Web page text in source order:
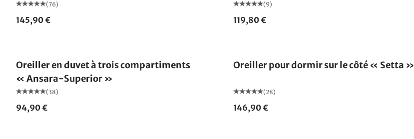
(76)
145,90 €
(9)
119,80 €
Oreiller en duvet à trois compartiments
« Ansara-Superior »
(38)
94,90 €
Oreiller pour dormir sur le côté « Setta »
(28)
146,90 €